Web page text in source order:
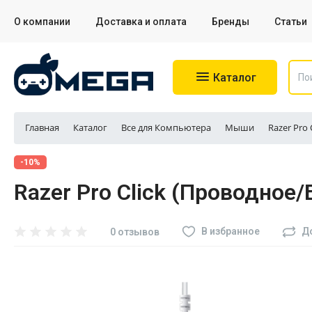
О компании Доставка и оплата Бренды Статьи
Каталог
Игровые приставки
Аксессуары для приставок
Аксессуары для Sony PS5
Главная Каталог Все для Компьютера Мыши Razer
-10%
Razer Pro Click
0 отзывов В избранное